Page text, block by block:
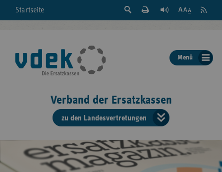
Startseite
Suche
der
Seite
Feed
Menü
Verband der Ersatzkassen
zu den Landesvertretungen
der